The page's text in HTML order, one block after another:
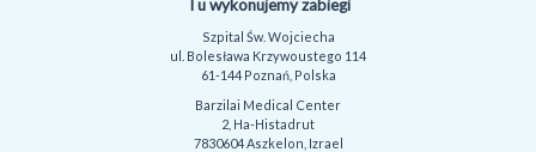
Tu wykonujemy zabiegi
Szpital Św. Wojciecha
ul. Bolesława Krzywoustego 114
61-144 Poznań, Polska
Barzilai Medical Center
2, Ha-Histadrut
7830604 Aszkelon, Izrael